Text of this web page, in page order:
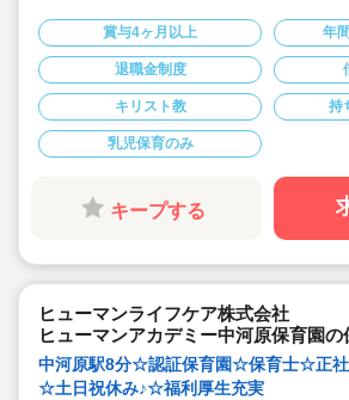
して加算！)★賞与が4.4ヶ月+年
ありと条件が良く高給与♪
◇入社時に有給10日付与！初月
お休みを取れる環境で安心してお
◇年間休日122日。夏季休暇や予
◇実働7時間45分で少し短め。残
日 程度)と労務環境も良好です。
◇借り上げ社宅制度・住宅手当あ
◇新卒・未経験OK！経験者歓迎で
◇職員同士の関係が良く、穏や
気の園で落ち着いた保育ができま
◇メンター制度で、いつでも先輩
境なので未経験者も安心！研修も
賞与4ヶ月以上 年
退職金制度
キリスト教 持
乳児保育のみ
キープする
ヒューマンライフケア株式会社
ヒューマンアカデミー中河原保育園の
中河原駅8分☆認証保育園☆保育士☆正
☆土日祝休み♪☆福利厚生充実